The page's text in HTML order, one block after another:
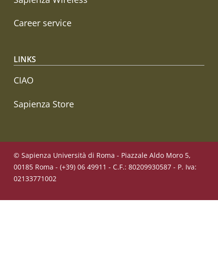
Career service
LINKS
CIAO
Sapienza Store
© Sapienza Università di Roma - Piazzale Aldo Moro 5,
00185 Roma - (+39) 06 49911 - C.F.: 80209930587 - P. Iva:
02133771002